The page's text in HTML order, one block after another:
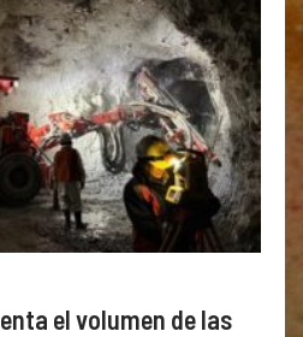
el volumen de las